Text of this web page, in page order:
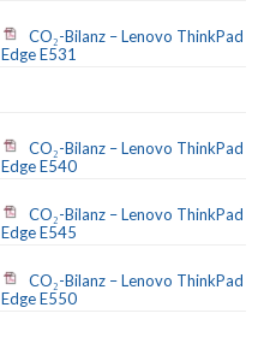
CO₂-Bilanz – Lenovo ThinkPad
Edge E531
CO₂-Bilanz – Lenovo ThinkPad
Edge E540
CO₂-Bilanz – Lenovo ThinkPad
Edge E545
CO₂-Bilanz – Lenovo ThinkPad
Edge E550